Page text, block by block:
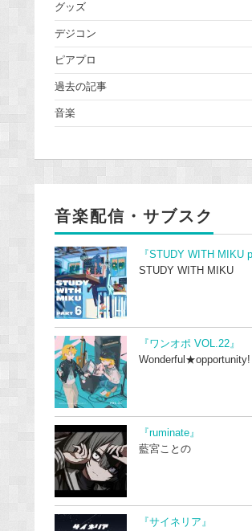
グッズ
デジコン
ピアプロ
過去の記事
音楽
音楽配信・サブスク
『STUDY WITH MIKU
STUDY WITH MIKU
『ワンオポ VOL.22』
Wonderful★opportunity!
『ruminate』
藍宮ことの
『サイネリア』